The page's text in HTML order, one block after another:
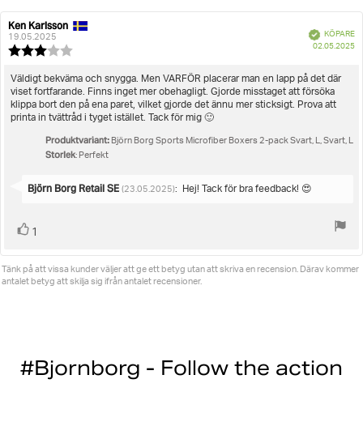
Recensionsförfattare:
Ken Karlsson
19.05.2025
utav
5
stjärnor
BekräftadKÖPARE
02.05.2025
Recensionstext:
Väldigt bekväma och snygga. Men VARFÖR placerar man en lapp på det där
viset fortfarande. Finns inget mer obehagligt. Gjorde misstaget att försöka
klippa bort den på ena paret, vilket gjorde det ännu mer sticksigt. Prova att
printa in tvättråd i tyget istället. Tack för mig 🙂
Produktvariant: Björn Borg Sports Microfiber Boxers 2-pack Svart, L, Svart, L
Storlek: Perfekt
Svara
Björn Borg Retail SE (23.05.2025): Hej! Tack för bra feedback! 😍
Rösta
1
Tänk på att vissa kunder väljer att ge ett betyg utan att skriva en recension. Därav kommer
antalet betyg att skilja sig ifrån antalet recensioner.
#Bjornborg - Follow the action